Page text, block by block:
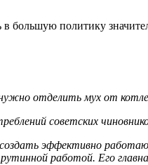
в большую политику
отделить мух от
советских
эффективно
работой. Его